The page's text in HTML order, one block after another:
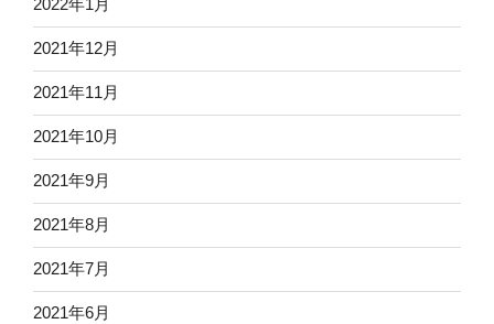
2022年1月
2021年12月
2021年11月
2021年10月
2021年9月
2021年8月
2021年7月
2021年6月